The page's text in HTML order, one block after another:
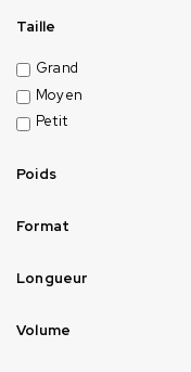
Taille
Grand
Moyen
Petit
Poids
Format
Longueur
Volume